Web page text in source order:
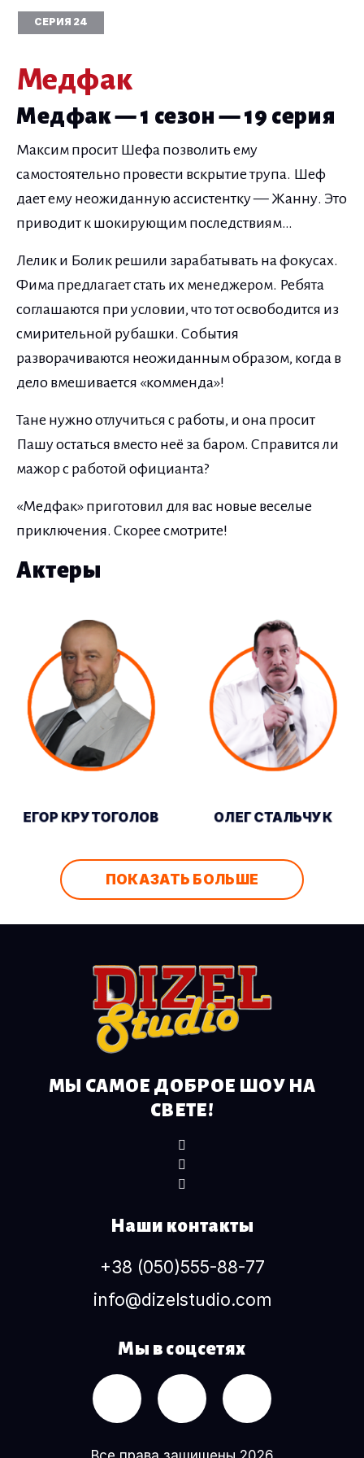
СЕРИЯ 24
Медфак
Медфак — 1 сезон — 19 серия
Максим просит Шефа позволить ему
самостоятельно провести вскрытие трупа. Шеф
дает ему неожиданную ассистентку — Жанну. Это
приводит к шокирующим последствиям…
Лелик и Болик решили зарабатывать на фокусах.
Фима предлагает стать их менеджером. Ребята
соглашаются при условии, что тот освободится из
смирительной рубашки. События
разворачиваются неожиданным образом, когда в
дело вмешивается «комменда»!
Тане нужно отлучиться с работы, и она просит
Пашу остаться вместо неё за баром. Справится ли
мажор с работой официанта?
«Медфак» приготовил для вас новые веселые
приключения. Скорее смотрите!
Актеры
ЕГОР КРУТОГОЛОВ ОЛЕГ СТАЛЬЧУК
ПОКАЗАТЬ БОЛЬШЕ
МЫ САМОЕ ДОБРОЕ ШОУ НА
СВЕТЕ!
Наши контакты
+38 (050)555-88-77
info@dizelstudio.com
Мы в соцсетях